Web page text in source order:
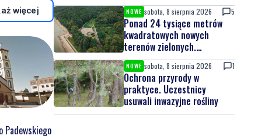
więcej
Padewskiego
NOWE sobota, 8 sierpnia 2026 5
Ponad 24 tysiące metrów
kwadratowych nowych
terenów zielonych.
Powstanie nowa przestrzeń
do wypoczynku
NOWE sobota, 8 sierpnia 2026 1
Ochrona przyrody w
praktyce. Uczestnicy
usuwali inwazyjne rośliny